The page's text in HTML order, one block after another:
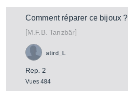
Comment réparer ce bijoux ?
[M.F.B. Tanzbär]
Rep. 2
Vues 484
atird_L